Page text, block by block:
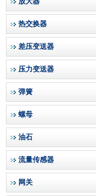
热交换器
差压变送器
压力变送器
弹簧
螺母
油石
流量传感器
网关